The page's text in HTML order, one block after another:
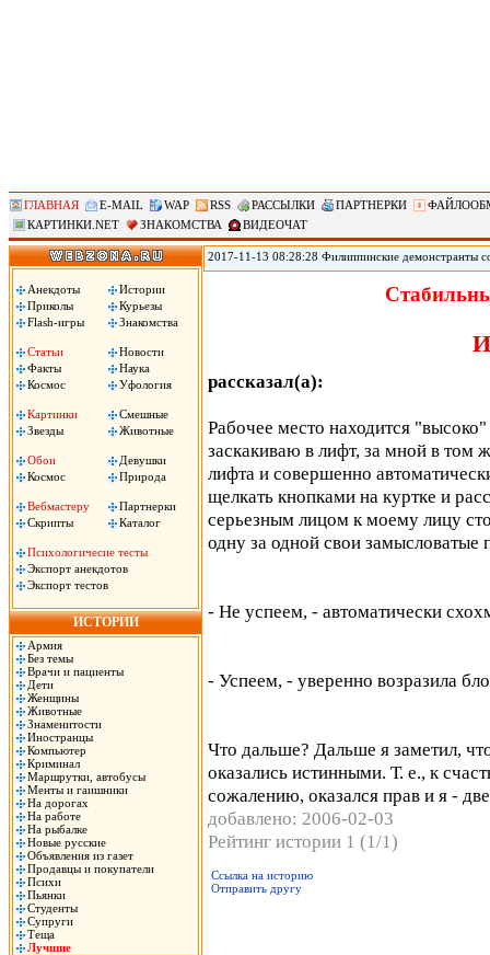
ГЛАВНАЯ E-MAIL WAP RSS РАССЫЛКИ ПАРТНЕРКИ
КАРТИНКИ.NET
ЗНАКОМСТВА ВИДЕОЧАТ
Анекдоты
Истории
Приколы
Курьезы
Flash-игры
Знакомства
Статьи
Новости
Факты
Наука
Космос
Уфология
Картинки
Смешные
Звезды
Животные
Обои
Девушки
Космос
Природа
Вебмастеру
Партнерки
Скрипты
Каталог
Психологичесие тесты
Экспорт анекдотов
Экспорт тестов
ИСТОРИИ
Армия
Без темы
Врачи и пациенты
Дети
Женщины
Животные
Знаменитости
Иностранцы
Компьютер
Криминал
Маршрутки, автобусы
Менты и гаишники
На дорогах
На работе
На рыбалке
Новые русские
Объявления из газет
Продавцы и покупатели
Психи
Пьянки
Студенты
Супруги
Теща
Лучшие
2017-11-13 08:28:28 Филиппинские демонстранты
против «американского империализма» сожгли
вместе с началом 31-го саммита АСЕАН.
рассказал(а):
Рабочее место находится
заскакиваю в лифт, за мной в том
лифта и совершенно
щелкать кнопками на куртке и
серьезным лицом к моему лицу
одну за одной свои замысловатые
- Не успеем, - автоматически
- Успеем, - уверенно возразила
Что дальше? Дальше я заметил,
оказались истинными. Т. е., к
сожалению, оказался прав и я -
добавлено: 2006-02-03
Рейтинг истории 1 (1/1)
Ссылка на историю
Отправить другу